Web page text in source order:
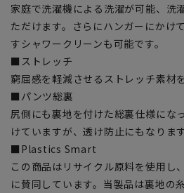
家庭で洗濯機による洗濯が可能、洗
ただけます。さらにハンガーにかけ
すシャワークリーンも可能です。
■ストレッチ
窮屈感を軽減させるストレッチ素材
■パンツ総裏
尻側にも裏地を付けた総裏仕様にな
けていますが、透け防止にもなります
■Plastics Smart
この商品はリサイクル原料を使用し
に賛同しています。当製品は裏地の